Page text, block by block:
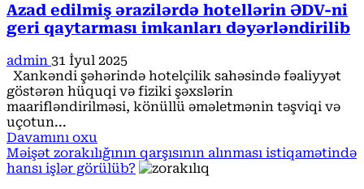
Əliyev
2
fərman,
1
sərəncam
imzaladı
Azad edilmiş ərazilərdə hotellərin ƏDV-ni
geri qaytarması imkanları dəyərləndirilib
admin 31 İyul 2025
Xankəndi şəhərində hotelçilik sahəsində fəaliyyət
göstərən hüquqi və fiziki şəxslərin
maarifləndirilməsi, könüllü əməletmənin təşviqi və
uçotun...
Davamını oxu
more
about
Məişət zorakılığının qarşısının alınması istiqamətində
hansı işlər görülüb?